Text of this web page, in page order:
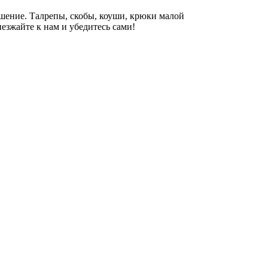
Талрепы, скобы, коуши, крюки малой
к нам и убедитесь сами!